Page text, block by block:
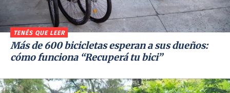
TENÉS QUE LEER
Más de 600 bicicletas esperan a sus dueños:
cómo funciona “Recuperá tu bici”